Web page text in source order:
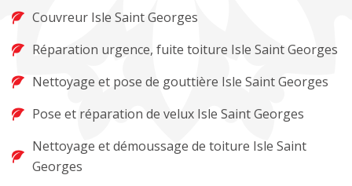
Couvreur Isle Saint Georges
Réparation urgence, fuite toiture Isle Saint Georges
Nettoyage et pose de gouttière Isle Saint Georges
Pose et réparation de velux Isle Saint Georges
Nettoyage et démoussage de toiture Isle Saint
Georges